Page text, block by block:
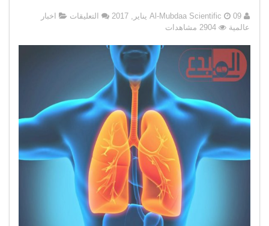
Al-Mubdaa Scientific 09 يناير, 2017 التعليقات على
أثناء
النوم
اخبار
عالمية
2904 مشاهدات